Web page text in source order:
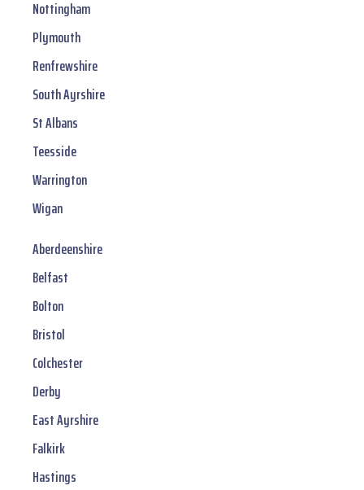
Nottingham
Plymouth
Renfrewshire
South Ayrshire
St Albans
Teesside
Warrington
Wigan
Aberdeenshire
Belfast
Bolton
Bristol
Colchester
Derby
East Ayrshire
Falkirk
Hastings